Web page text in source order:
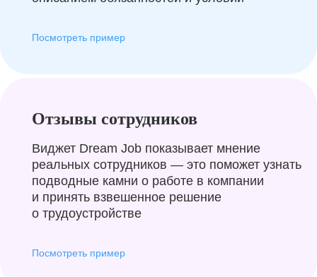
Посмотреть пример
Отзывы сотрудников
Виджет Dream Job показывает мнение
реальных сотрудников — это поможет узнать
подводные камни о работе в компании
и принять взвешенное решение
о трудоустройстве
Посмотреть пример